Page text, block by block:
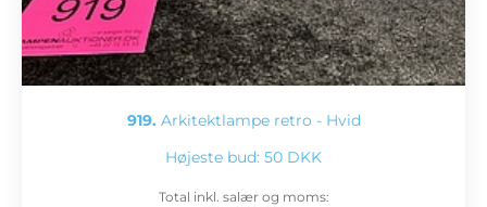
919. Arkitektlampe retro - Hvid
Højeste bud: 50 DKK
Total inkl. salær og moms: